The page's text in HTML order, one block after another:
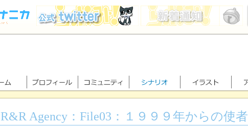
R&R Agency：File03：１９９９年からの使者